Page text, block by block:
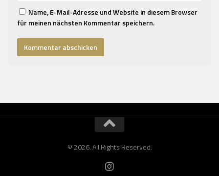
Name, E-Mail-Adresse und Website in diesem Browser
für meinen nächsten Kommentar speichern.
© 2026. All Rights Reserved.